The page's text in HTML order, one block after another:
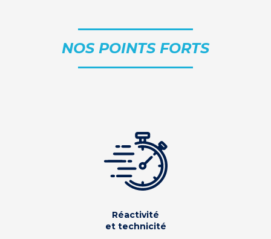
NOS POINTS FORTS
Réactivité
et technicité